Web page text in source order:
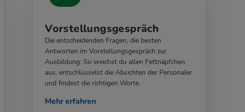
Vorstellungsgespräch
Die entscheidenden Fragen, die besten
Antworten im Vorstellungsgespräch zur
Ausbildung: So weichst du allen Fettnäpfchen
aus, entschlüsselst die Absichten der Personaler
und findest die richtigen Worte.
Mehr erfahren